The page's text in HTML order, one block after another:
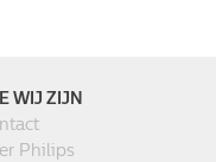
WIJ ZIJN
Philips